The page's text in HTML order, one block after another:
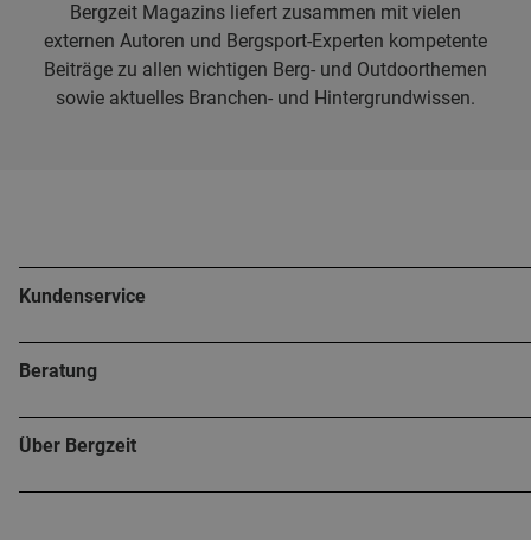
Bergzeit Magazins liefert zusammen mit vielen
externen Autoren und Bergsport-Experten kompetente
Beiträge zu allen wichtigen Berg- und Outdoorthemen
sowie aktuelles Branchen- und Hintergrundwissen.
Kundenservice
Beratung
Über Bergzeit